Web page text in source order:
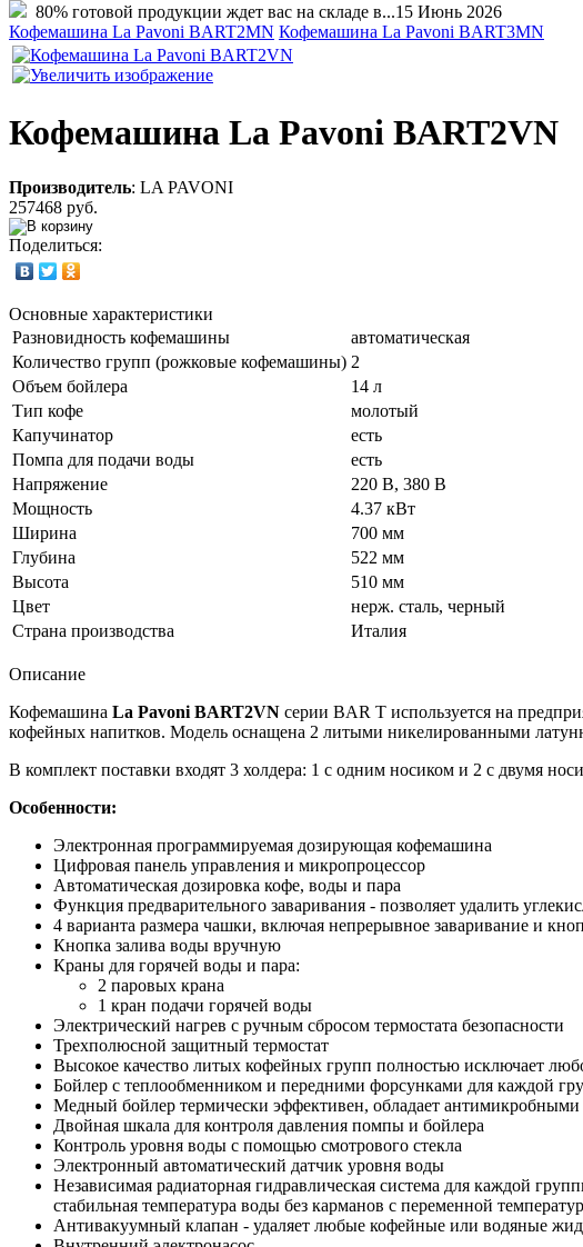
80% готовой продукции ждет вас на складе в...15 Июнь 2026
Кофемашина La Pavoni BART2MN Кофемашина La Pavoni BART3MN
Кофемашина La Pavoni BART2VN
Производитель: LA PAVONI
257468 руб.
Поделиться:
Основные характеристики
Разновидность кофемашины
автоматическая
Количество групп (рожковые кофемашины) 2
Объем бойлера
14 л
Тип кофе
молотый
Капучинатор
есть
Помпа для подачи воды
есть
Напряжение
220 В, 380 В
Мощность
4.37 кВт
Ширина
700 мм
Глубина
522 мм
Высота
510 мм
Цвет
нерж. сталь, черный
Страна производства
Италия
Описание
Кофемашина La Pavoni BART2VN серии BAR T используется на
кофейных напитков. Модель оснащена 2 литыми никелированными
В комплект поставки входят 3 холдера: 1 с одним носиком и 2 с двумя
Особенности:
Электронная программируемая дозирующая кофемашина
Цифровая панель управления и микропроцессор
Автоматическая дозировка кофе, воды и пара
Функция предварительного заваривания - позволяет удалить
4 варианта размера чашки, включая непрерывное заваривание и
Кнопка залива воды вручную
Краны для горячей воды и пара:
2 паровых крана
1 кран подачи горячей воды
Электрический нагрев с ручным сбросом термостата безопасности
Трехполюсной защитный термостат
Высокое качество литых кофейных групп полностью исключает
Бойлер с теплообменником и передними форсунками для каждой
Медный бойлер термически эффективен, обладает
Двойная шкала для контроля давления помпы и бойлера
Контроль уровня воды с помощью смотрового стекла
Электронный автоматический датчик уровня воды
Независимая радиаторная гидравлическая система для каждой
стабильная температура воды без карманов с переменной
Антивакуумный клапан - удаляет любые кофейные или водяные